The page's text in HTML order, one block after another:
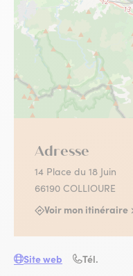
Adresse
14 Place du 18 Juin
66190 COLLIOURE
Voir mon itinéraire
Site web Tél.